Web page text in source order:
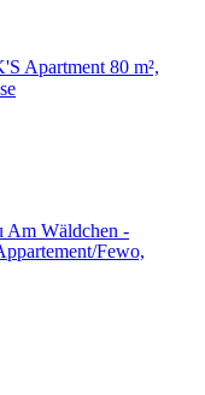
Apartment 80 m²,
Am Wäldchen -
Fewo,